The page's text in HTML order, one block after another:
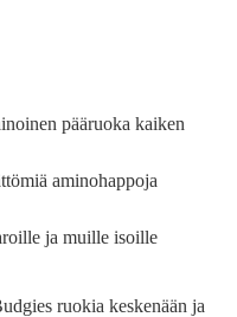
pääruoka kaiken
aminohappoja
ja muille isoille
ruokia keskenään ja